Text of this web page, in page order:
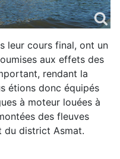
leur cours final, ont un
aux effets des
rendant la
étions donc équipés
à moteur louées à
des fleuves
du district Asmat.